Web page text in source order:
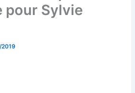
pour Sylvie